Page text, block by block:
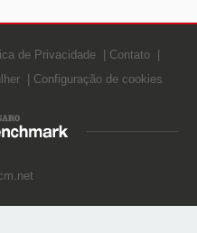
de Privacidade
Contato
Configuração de cookies